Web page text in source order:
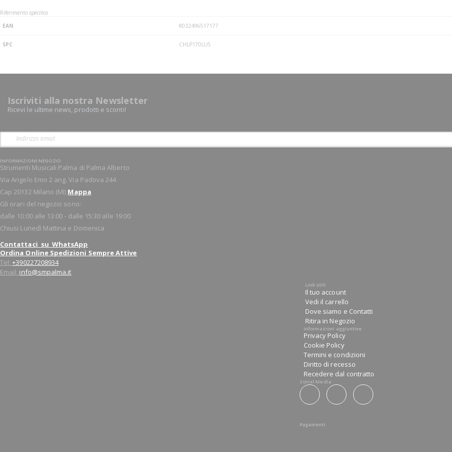
Riferimento specifico
EAN
8032496517177
SPC CHLP170LU5
Iscriviti alla nostra Newsletter
Ricevi le ultime news, prodotti e sconti!
INFORMAZIONI NEGOZIO
Strumenti Musicali Palma di Palma Alberto
Via Angelo Emo 2 ang. Via Padova 244
Cap 20132 Milano (MI) Mappa
Gli orari del negozio sono:
dalle 10:00 alle 13:00 - dalle 15:30 alle 19:00
Chiusi Lunedì Mattina e Domenica
Contattaci su WhatsApp
Ordina Online Spedizioni Sempre Attive
Tel:+390227208934
Email: info@smpalma.it
Link utili
Il tuo account
Vedi il carrello
Dove siamo e Contatti
Ritira in Negozio
Informazioni aggiuntive
Privacy Policy
Cookie Policy
Termini e condizioni
Diritto di recesso
Recedere dal contratto
Social Media
Pagamenti